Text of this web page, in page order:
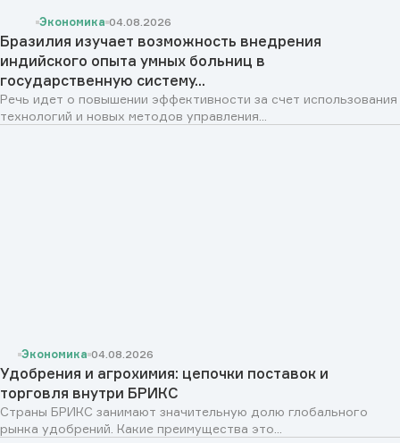
Экономика 04.08.2026
Бразилия изучает возможность внедрения
индийского опыта умных больниц в
государственную систему...
Речь идет о повышении эффективности за счет использования
технологий и новых методов управления...
Экономика 04.08.2026
Удобрения и агрохимия: цепочки поставок и
торговля внутри БРИКС
Страны БРИКС занимают значительную долю глобального
рынка удобрений. Какие преимущества это...